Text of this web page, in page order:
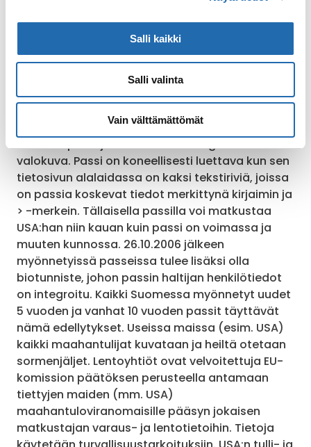
Salli kaikki
Salli valinta
Vain välttämättömät
matkustetaan. Huom! Passin tulee olla voimassa
jälkeen.
Huom!USA:n viranomaismääräysten mukaisesti
kansalaisella tulee olla oma, koneellisesti
luettava passi ja siinä tulee olla digitaalinen
valokuva. Passi on koneellisesti luettava kun sen
tietosivun alalaidassa on kaksi tekstiriviä, joissa
on passia koskevat tiedot merkittynä kirjaimin ja
> -merkein. Tällaisella passilla voi matkustaa
USA:han niin kauan kuin passi on voimassa ja
muuten kunnossa. 26.10.2006 jälkeen
myönnetyissä passeissa tulee lisäksi olla
biotunniste, johon passin haltijan henkilötiedot
on integroitu. Kaikki Suomessa myönnetyt uudet
5 vuoden ja vanhat 10 vuoden passit täyttävät
nämä edellytykset. Useissa maissa (esim. USA)
kaikki maahantulijat kuvataan ja heiltä otetaan
sormenjäljet. Lentoyhtiöt ovat velvoitettuja EU-
komission päätöksen perusteella antamaan
tiettyjen maiden (mm. USA)
maahantuloviranomaisille pääsyn jokaisen
matkustajan varaus- ja lentotietoihin. Tietoja